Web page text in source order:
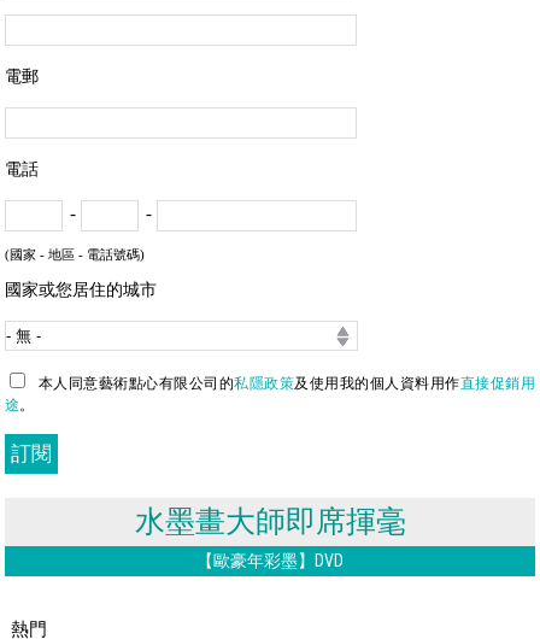
電郵
電話
- -
(國家 - 地區 - 電話號碼)
國家或您居住的城市
本人同意藝術點心有限公司的私隱政策及使用我的個人資料用作直接促銷用
途。
水墨畫大師即席揮毫
【歐豪年彩墨】DVD
熱門